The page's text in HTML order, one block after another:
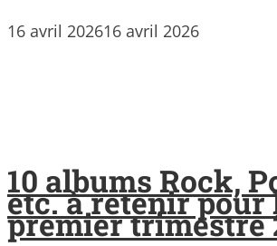
16 avril 202616 avril 2026
10 albums Rock,
etc. à retenir pour
premier trimestre